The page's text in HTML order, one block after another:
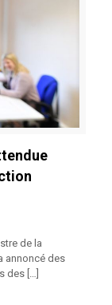
de la
annoncé des
des